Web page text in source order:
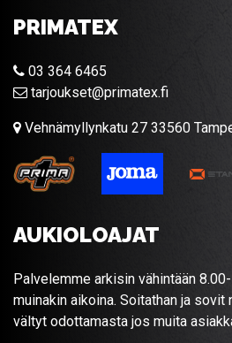
PRIMATEX
03 364 6465
tarjoukset@primatex.fi
Vehnämyllynkatu 27 33560
AUKIOLOAJAT
Palvelemme arkisin vähintään
muinakin aikoina. Soitathan ja sovit
vältyt odottamasta jos muita